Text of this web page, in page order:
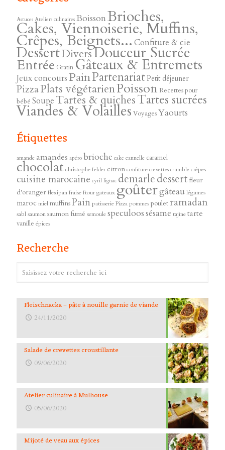
Astuces Ateliers culinaires BoissonBrioches,
Cakes, Viennoiserie, Muffins,
Crêpes, Beignets... Confiture & cie
DessertDiversDouceur Sucrée
Entrée Gratin Gâteaux & Entremets
Jeux concoursPainPartenariatPetit déjeuner
PizzaPlats végétarienPoisson Recettes pour
bébé SoupeTartes & quichesTartes sucrées
Viandes & Volailles VoyagesYaourts
Étiquettes
amandeamandes apéro brioche cake cannelle caramel
chocolat christophe felder citronconfiture crevettes crumble crêpes
cuisine marocaine cyril lignac demarledessert fleur
d'orangerflexipanfraiseftourgateaux goûtergâteaulégumes
maroc mielmuffinsPainpatisseriePizzapommespouletramadan
sablsaumonsaumon fumé semoulespeculoossésame tajinetarte
vanille épices
Recherche
Fleischnacka – pâte à nouille garnie de viande
24/11/2020
Salade de crevettes croustillante
09/06/2020
Atelier culinaire à Mulhouse
05/06/2020
Mijoté de veau aux épices